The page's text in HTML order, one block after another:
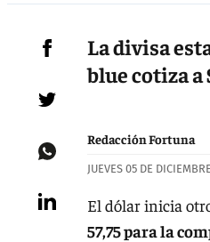
La divisa
blue cotiza a
Redacción Fortuna
JUEVES 05 DE
El dólar inicia
57,75 para la